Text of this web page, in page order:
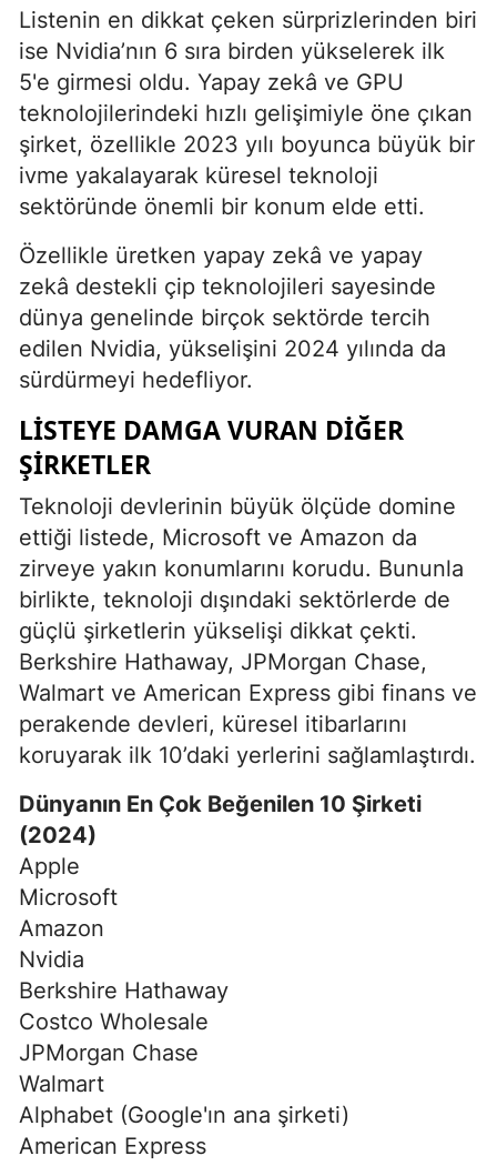
Listenin en dikkat çeken sürprizlerinden biri
ise Nvidia’nın 6 sıra birden yükselerek ilk
5'e girmesi oldu. Yapay zekâ ve GPU
teknolojilerindeki hızlı gelişimiyle öne çıkan
şirket, özellikle 2023 yılı boyunca büyük bir
ivme yakalayarak küresel teknoloji
sektöründe önemli bir konum elde etti.
Özellikle üretken yapay zekâ ve yapay
zekâ destekli çip teknolojileri sayesinde
dünya genelinde birçok sektörde tercih
edilen Nvidia, yükselişini 2024 yılında da
sürdürmeyi hedefliyor.
LISTEYE DAMGA VURAN DIĞER
ŞIRKETLER
Teknoloji devlerinin büyük ölçüde domine
ettiği listede, Microsoft ve Amazon da
zirveye yakın konumlarını korudu. Bununla
birlikte, teknoloji dışındaki sektörlerde de
güçlü şirketlerin yükselişi dikkat çekti.
Berkshire Hathaway, JPMorgan Chase,
Walmart ve American Express gibi finans ve
perakende devleri, küresel itibarlarını
koruyarak ilk 10’daki yerlerini sağlamlaştırdı.
Dünyanın En Çok Beğenilen 10 Şirketi
(2024)
Apple
Microsoft
Amazon
Nvidia
Berkshire Hathaway
Costco Wholesale
JPMorgan Chase
Walmart
Alphabet (Google'ın ana şirketi)
American Express